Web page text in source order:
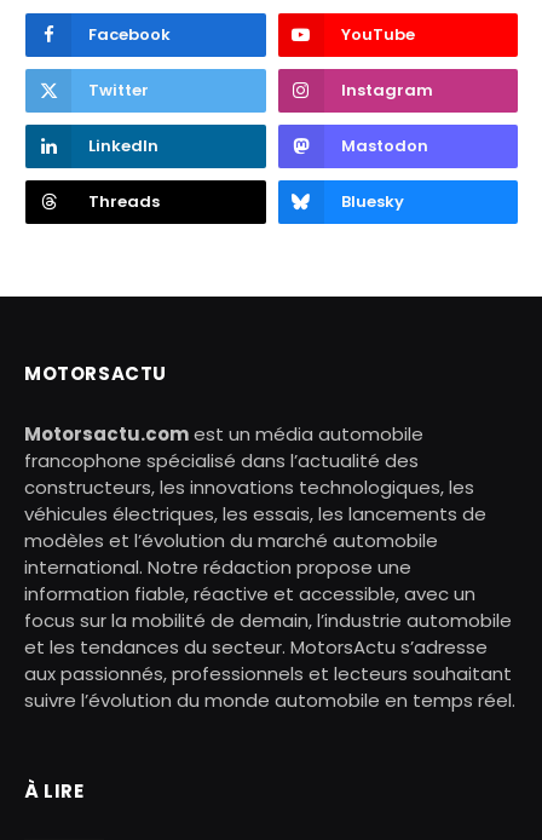
Facebook YouTube
Twitter Instagram
LinkedIn Mastodon
Threads Bluesky
MOTORSACTU
Motorsactu.comest un média automobile
francophone spécialisé dans l’actualité des
constructeurs, les innovations technologiques, les
véhicules électriques, les essais, les lancements de
modèles et l’évolution du marché automobile
international. Notre rédaction propose une
information fiable, réactive et accessible, avec un
focus sur la mobilité de demain, l’industrie automobile
et les tendances du secteur. MotorsActu s’adresse
aux passionnés, professionnels et lecteurs souhaitant
suivre l’évolution du monde automobile en temps réel.
À LIRE